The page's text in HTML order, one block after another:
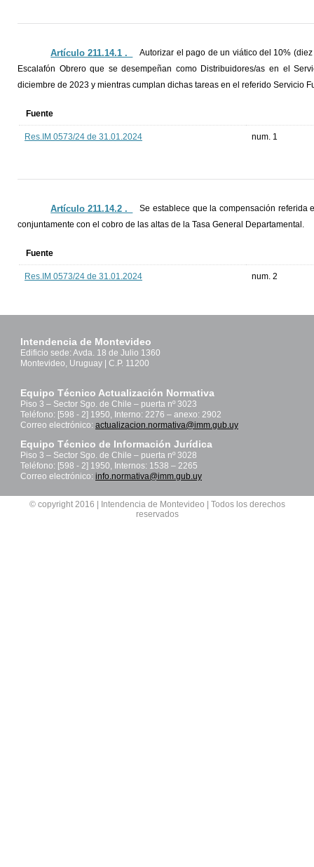
Artículo 211.14.1 ._
Autorizar el pago de un viático del 10%
Escalafón Obrero que se desempeñan como Distribuidores/as en el
diciembre de 2023 y mientras cumplan dichas tareas en el referido Servicio
Fuente
Res.IM 0573/24 de 31.01.2024 num. 1
Artículo 211.14.2 ._
Se establece que la compensación referida
conjuntamente con el cobro de las altas de la Tasa General Departamental.
Fuente
Res.IM 0573/24 de 31.01.2024 num. 2
Intendencia de Montevideo
Edificio sede: Avda. 18 de Julio 1360
Montevideo, Uruguay | C.P. 11200
Equipo Técnico Actualización Normativa
Piso 3 – Sector Sgo. de Chile – puerta nº 3023
Teléfono: [598 - 2] 1950, Interno: 2276 – anexo: 2902
Correo electrónico: actualizacion.normativa@imm.gub.uy
Equipo Técnico de Información Jurídica
Piso 3 – Sector Sgo. de Chile – puerta nº 3028
Teléfono: [598 - 2] 1950, Internos: 1538 – 2265
Correo electrónico: info.normativa@imm.gub.uy
© copyright 2016 | Intendencia de Montevideo | Todos los derechos
reservados